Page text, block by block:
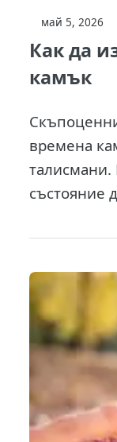
май 5, 2026
Как да
камък
времена
талисмани.
състояние